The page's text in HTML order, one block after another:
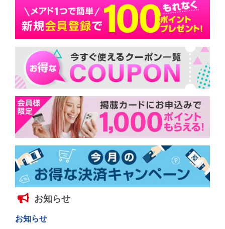
お知らせ
お知らせ